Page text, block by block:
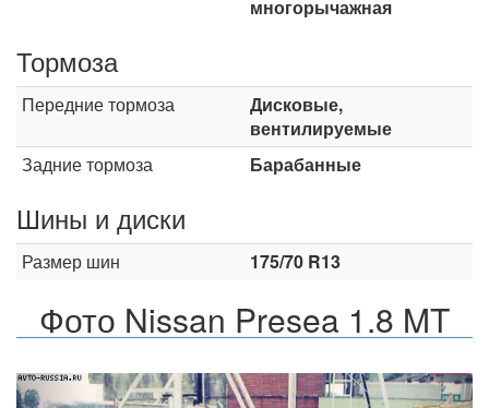
многорычажная
Тормоза
Передние тормоза
Дисковые,
вентилируемые
Задние тормоза
Барабанные
Шины и диски
Размер шин 175/70 R13
Фото Nissan Presea 1.8 MT
Назад